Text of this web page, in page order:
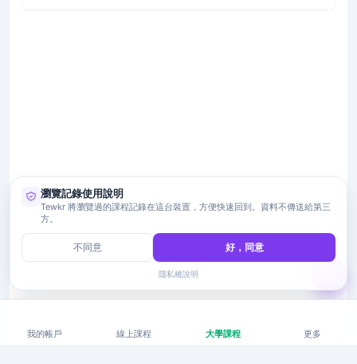
我的帳戶 線上課程 大學課程 更多
瀏覽記錄使用說明
Tewkr 將瀏覽過的課程記錄在這台裝置，方便快速回到。資料不傳送給第三
方。
不同意 好，同意
隱私權說明